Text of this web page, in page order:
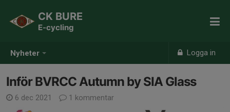
Nyheter Logga in
CK BURE
E-cycling
Inför BVRCC Autumn by SIA Glass
6 dec 2021 1 kommentar